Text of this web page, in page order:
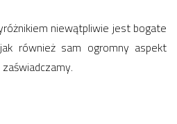
niewątpliwie jest bogate
również sam ogromny aspekt